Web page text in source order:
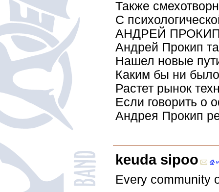
Также
С
АНДРЕЙ
Андрей Прокип
Нашел новые
Каким бы ни было
Растет рынок
Если говорить о
Андрея Прокип
keuda sipoo
Every community